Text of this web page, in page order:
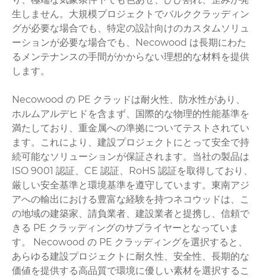
生しません。大規模プロジェクトでバルククラッディン
グが必要な場合でも、特定の設計向けのカスタムソリュ
ーションが必要な場合でも、Necowood は長期にわた
るメンテナンスの手間がかからない理想的な材料を提供
します。
Necowood の PE クラッドは耐火性、防水性があり、
ホルムアルデヒドを含まず、国際的な物理的性能基準を
満たしており、重金属への準拠についてテストされてい
ます。これにより、建設プロジェクトにとって安全で持
続可能なソリューションが保証されます。当社の製品は
ISO 9001 認証、CE 認証、RoHS 認証を取得しており、
厳しい安全基準と環境基準を遵守しています。東南アジ
アへの輸出における豊富な経験を持つネコウッドは、こ
の地域の建築家、請負業者、建設業者と提携し、信頼で
きる PE クラッディングのサプライヤーとなっていま
す。 Necowood の PE クラッディングを選択すると、
あらゆる建設プロジェクトに耐久性、安全性、長期的な
価値を提供する高品質で環境に優しい素材を選択するこ